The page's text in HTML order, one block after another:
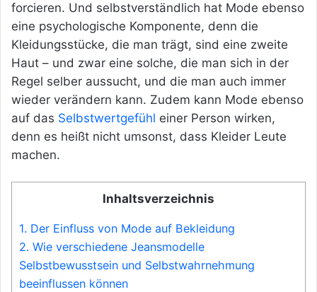
forcieren. Und selbstverständlich hat Mode ebenso
eine psychologische Komponente, denn die
Kleidungsstücke, die man trägt, sind eine zweite
Haut – und zwar eine solche, die man sich in der
Regel selber aussucht, und die man auch immer
wieder verändern kann. Zudem kann Mode ebenso
auf das Selbstwertgefühl einer Person wirken,
denn es heißt nicht umsonst, dass Kleider Leute
machen.
Inhaltsverzeichnis
1. Der Einfluss von Mode auf Bekleidung
2. Wie verschiedene Jeansmodelle
Selbstbewusstsein und Selbstwahrnehmung
beeinflussen können